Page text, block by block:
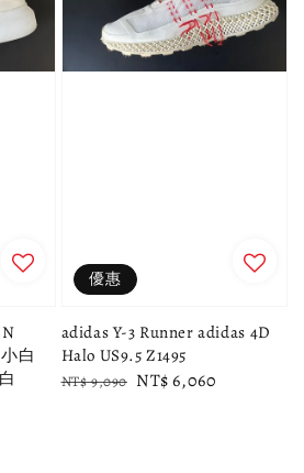
白
優惠
adidas Y-3 Runner adidas 4D
Halo US9.5 Z1495
Regular
NT$ 9,090 Sale
NT$ 6,060